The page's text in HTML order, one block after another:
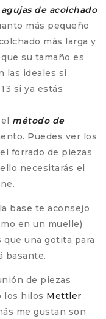
agujas de acolchado
más pequeño
más larga y
su tamaño es
las ideales si
si ya estás
método de
Puedes ver los
forrado de piezas
ello necesitarás el
base te aconsejo
en un muelle)
que una gotita para
basante.
de piezas
los hilos Mettler .
me gustan son